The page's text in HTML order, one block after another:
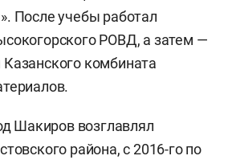
После учебы работал
РОВД, а затем —
комбината
Шакиров возглавлял
района, с 2016-го по